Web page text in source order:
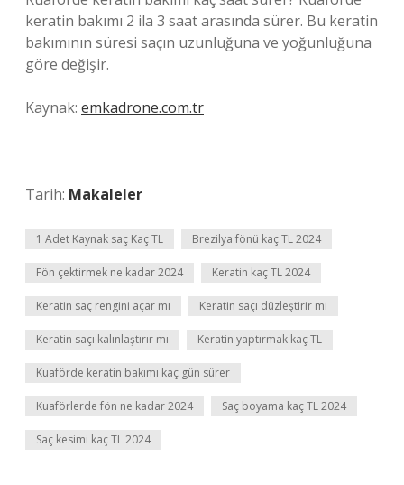
keratin bakımı 2 ila 3 saat arasında sürer. Bu keratin
bakımının süresi saçın uzunluğuna ve yoğunluğuna
göre değişir.
Kaynak: emkadrone.com.tr
Tarih: Makaleler
1 Adet Kaynak saç Kaç TL Brezilya fönü kaç TL 2024
Fön çektirmek ne kadar 2024 Keratin kaç TL 2024
Keratin saç rengini açar mı Keratin saçı düzleştirir mi
Keratin saçı kalınlaştırır mı Keratin yaptırmak kaç TL
Kuaförde keratin bakımı kaç gün sürer
Kuaförlerde fön ne kadar 2024 Saç boyama kaç TL 2024
Saç kesimi kaç TL 2024